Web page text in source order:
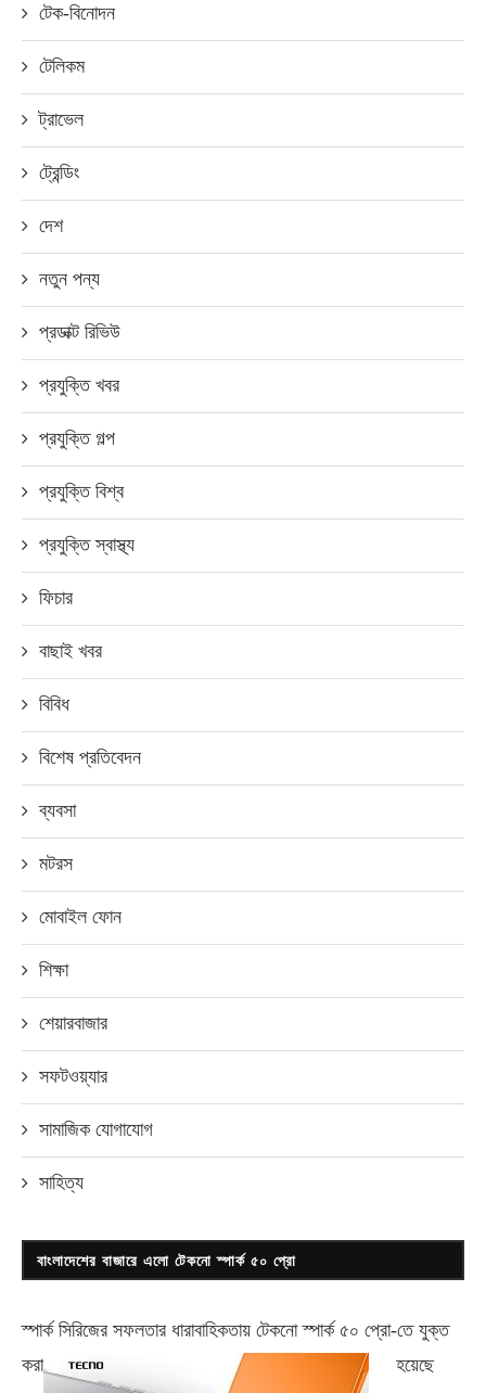
টেক-বিনোদন
টেলিকম
ট্রাভেল
ট্রেন্ডিং
দেশ
নতুন পন্য
প্রডাক্ট রিভিউ
প্রযুক্তি খবর
প্রযুক্তি গল্প
প্রযুক্তি বিশ্ব
প্রযুক্তি স্বাস্থ্য
ফিচার
বাছাই খবর
বিবিধ
বিশেষ প্রতিবেদন
ব্যবসা
মটরস
মোবাইল ফোন
শিক্ষা
শেয়ারবাজার
সফটওয়্যার
সামাজিক যোগাযোগ
সাহিত্য
বাংলাদেশের বাজারে এলো টেকনো স্পার্ক ৫০ প্রো
স্পার্ক সিরিজের সফলতার ধারাবাহিকতায় টেকনোস্পার্ক ৫০ প্রো-তে যুক্ত
করা
হয়েছে